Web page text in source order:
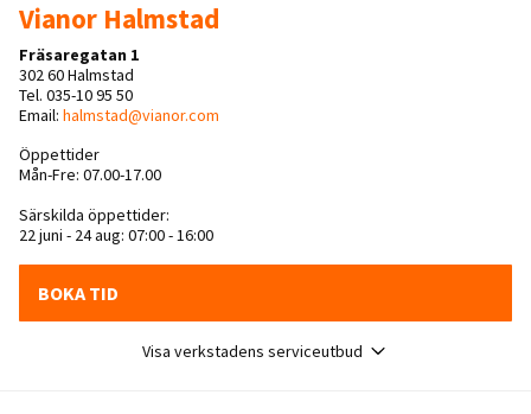
Vianor Halmstad
Fräsaregatan 1
302 60 Halmstad
Tel. 035-10 95 50
Email: halmstad@vianor.com
Öppettider
Mån-Fre: 07.00-17.00
Särskilda öppettider:
22 juni - 24 aug: 07:00 - 16:00
BOKA TID
Visa verkstadens serviceutbud